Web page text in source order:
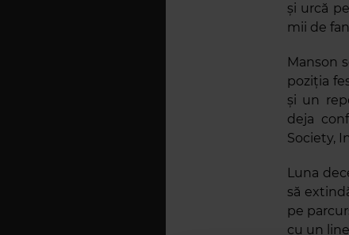
și urcă
mii de
Manson
poziția
și un
deja
Society,
Luna
să
pe
cu un